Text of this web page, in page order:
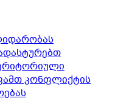
კონფლიქტის